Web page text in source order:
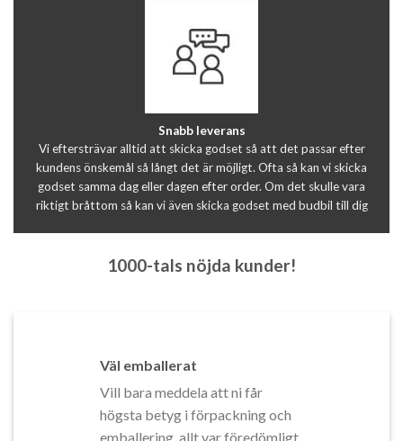
Snabb leverans
Vi eftersträvar alltid att skicka godset så att det passar efter
kundens önskemål så långt det är möjligt. Ofta så kan vi skicka
godset samma dag eller dagen efter order. Om det skulle vara
riktigt bråttom så kan vi även skicka godset med budbil till dig
1000-tals nöjda kunder!
Väl emballerat
Vill bara meddela att ni får
högsta betyg i förpackning och
emballering, allt var föredömligt